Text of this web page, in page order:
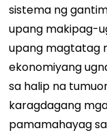
sistema ng
upang makipag-
upang magtatag
ekonomiyang
sa halip na
karagdagang
pamamahayag